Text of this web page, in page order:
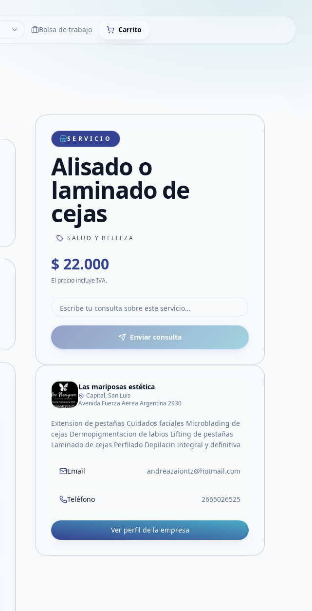
LimpiarBolsa de trabajo Carrito
Compartir producto
Compartir por WhatsApp
Compartir por mail
Compartir en Facebook
Compartir en X
SERVICIO
Alisado o
laminado de
cejas
SALUD Y BELLEZA
$ 22.000
El precio incluye IVA.
Enviar consulta
Las mariposas estética
Capital, San Luis
Avenida Fuerza Aerea Argentina 2930
Extension de pestañas Cuidados faciales Microblading de
cejas Dermopigmentacion de labios Lifting de pestañas
Laminado de cejas Perfilado Depilacin integral y definitiva
Email andreazaiontz@hotmail.com
Teléfono 2665026525
Ver perfil de la empresa